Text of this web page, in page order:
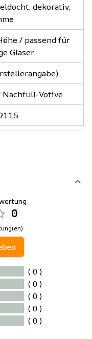
dekorativ,
/ passend für
Gläser
Nachfüll-Votive
0
( 0 )
( 0 )
( 0 )
( 0 )
( 0 )